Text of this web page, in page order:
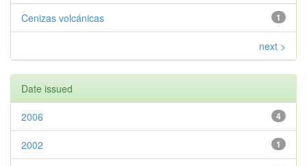
1
Cenizas volcánicas
next >
Date issued
4
2006
1
2002